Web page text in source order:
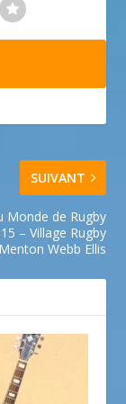
SUIVANT
Monde de Rugby
– Village Rugby
Menton Webb Ellis